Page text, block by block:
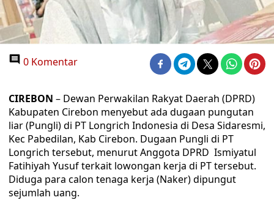
0 Komentar
CIREBON – Dewan Perwakilan Rakyat Daerah (DPRD)
Kabupaten Cirebon menyebut ada dugaan pungutan
liar (Pungli) di PT Longrich Indonesia di Desa Sidaresmi,
Kec Pabedilan, Kab Cirebon. Dugaan Pungli di PT
Longrich tersebut, menurut Anggota DPRD Ismiyatul
Fatihiyah Yusuf terkait lowongan kerja di PT tersebut.
Diduga para calon tenaga kerja (Naker) dipungut
sejumlah uang.